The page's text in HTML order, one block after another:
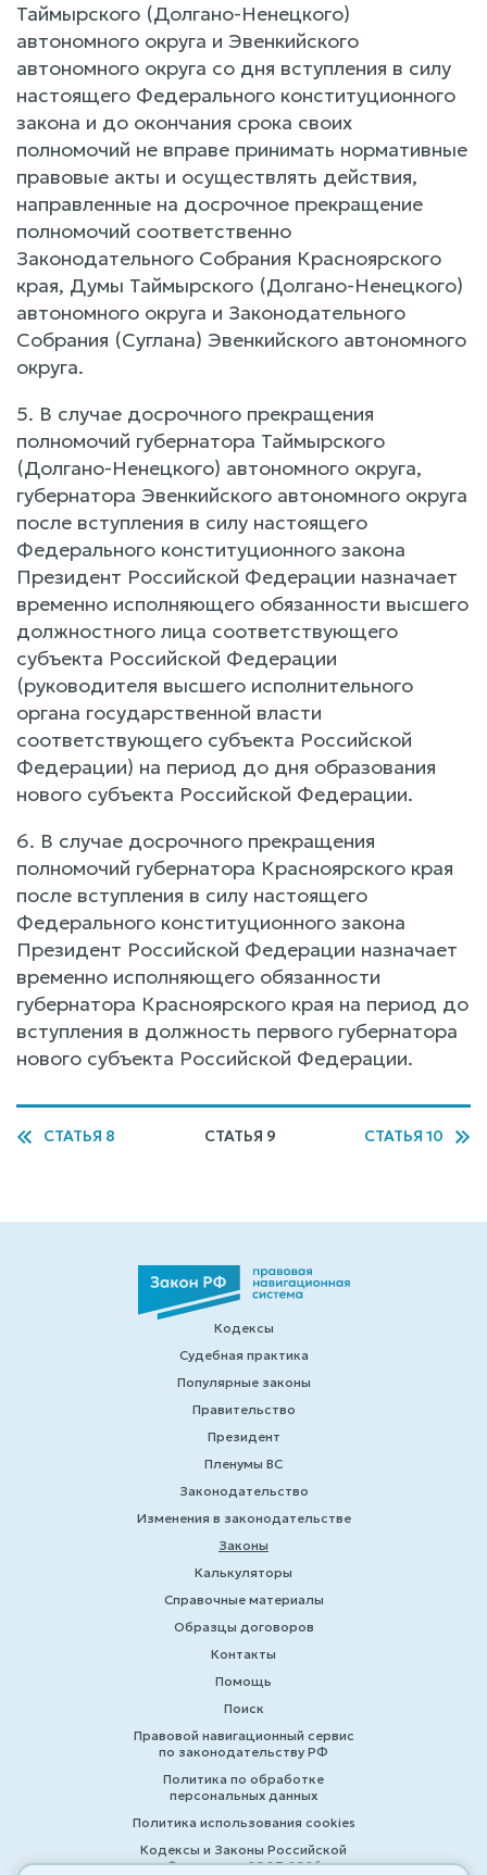
Таймырского (Долгано-Ненецкого)
автономного округа и Эвенкийского
автономного округа со дня вступления в силу
настоящего Федерального конституционного
закона и до окончания срока своих
полномочий не вправе принимать нормативные
правовые акты и осуществлять действия,
направленные на досрочное прекращение
полномочий соответственно
Законодательного Собрания Красноярского
края, Думы Таймырского (Долгано-Ненецкого)
автономного округа и Законодательного
Собрания (Суглана) Эвенкийского автономного
округа.
5. В случае досрочного прекращения
полномочий губернатора Таймырского
(Долгано-Ненецкого) автономного округа,
губернатора Эвенкийского автономного округа
после вступления в силу настоящего
Федерального конституционного закона
Президент Российской Федерации назначает
временно исполняющего обязанности высшего
должностного лица соответствующего
субъекта Российской Федерации
(руководителя высшего исполнительного
органа государственной власти
соответствующего субъекта Российской
Федерации) на период до дня образования
нового субъекта Российской Федерации.
6. В случае досрочного прекращения
полномочий губернатора Красноярского края
после вступления в силу настоящего
Федерального конституционного закона
Президент Российской Федерации назначает
временно исполняющего обязанности
губернатора Красноярского края на период до
вступления в должность первого губернатора
нового субъекта Российской Федерации.
СТАТЬЯ 8 СТАТЬЯ 9 СТАТЬЯ 10
Кодексы
Судебная практика
Популярные законы
Правительство
Президент
Пленумы ВС
Законодательство
Изменения в законодательстве
Законы
Калькуляторы
Справочные материалы
Образцы договоров
Контакты
Помощь
Поиск
Правовой навигационный сервис
по законодательству РФ
Политика по обработке
персональных данных
Политика использования cookies
Кодексы и Законы Российской
Федерации 2007-2026